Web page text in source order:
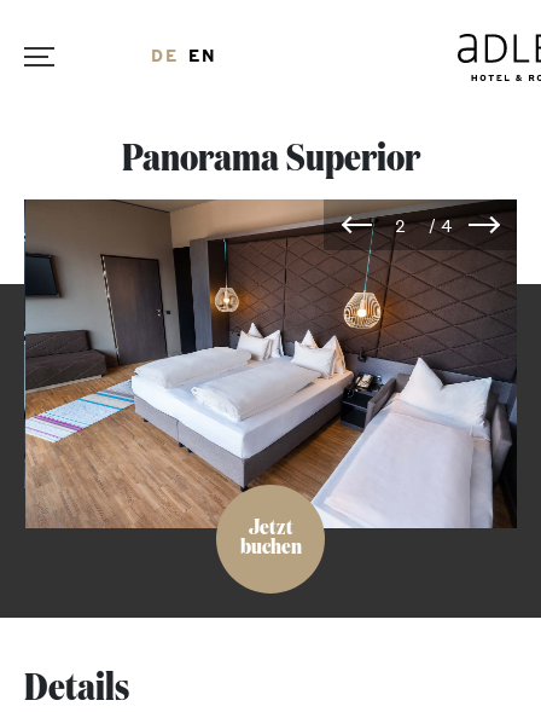
DE EN
Panorama Superior
Jetzt
buchen
Details